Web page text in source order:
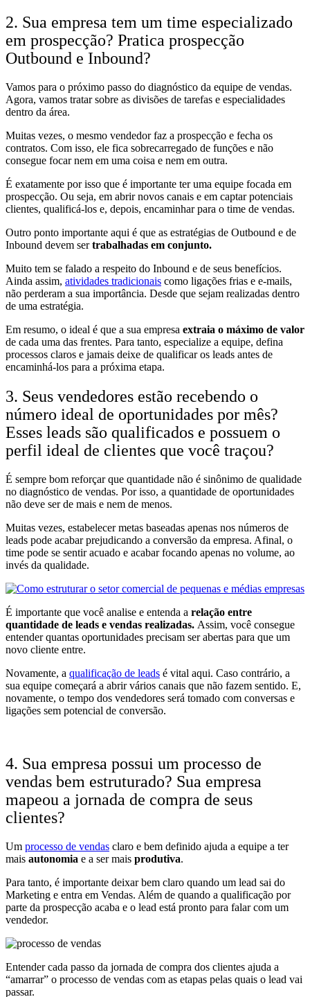
2. Sua empresa tem um time especializado
em prospecção? Pratica prospecção
Outbound e Inbound?
Vamos para o próximo passo do diagnóstico da equipe de vendas.
Agora, vamos tratar sobre as divisões de tarefas e especialidades
dentro da área.
Muitas vezes, o mesmo vendedor faz a prospecção e fecha os
contratos. Com isso, ele fica sobrecarregado de funções e não
consegue focar nem em uma coisa e nem em outra.
É exatamente por isso que é importante ter uma equipe focada em
prospecção. Ou seja, em abrir novos canais e em captar potenciais
clientes, qualificá-los e, depois, encaminhar para o time de vendas.
Outro ponto importante aqui é que as estratégias de Outbound e de
Inbound devem sertrabalhadas em conjunto.
Muito tem se falado a respeito do Inbound e de seus benefícios.
Ainda assim, atividades tradicionais como ligações frias e e-mails,
não perderam a sua importância. Desde que sejam realizadas dentro
de uma estratégia.
Em resumo, o ideal é que a sua empresa extraia o máximo de valor
de cada uma das frentes. Para tanto, especialize a equipe, defina
processos claros e jamais deixe de qualificar os leads antes de
encaminhá-los para a próxima etapa.
3. Seus vendedores estão recebendo o
número ideal de oportunidades por mês?
Esses leads são qualificados e possuem o
perfil ideal de clientes que você traçou?
É sempre bom reforçar que quantidade não é sinônimo de qualidade
no diagnóstico de vendas. Por isso, a quantidade de oportunidades
não deve ser de mais e nem de menos.
Muitas vezes, estabelecer metas baseadas apenas nos números de
leads pode acabar prejudicando a conversão da empresa. Afinal, o
time pode se sentir acuado e acabar focando apenas no volume, ao
invés da qualidade.
É importante que você analise e entenda a relação entre
quantidade de leads e vendas realizadas. Assim, você consegue
entender quantas oportunidades precisam ser abertas para que um
novo cliente entre.
Novamente, a qualificação de leads é vital aqui. Caso contrário, a
sua equipe começará a abrir vários canais que não fazem sentido. E,
novamente, o tempo dos vendedores será tomado com conversas e
ligações sem potencial de conversão.
4. Sua empresa possui um processo de
vendas bem estruturado? Sua empresa
mapeou a jornada de compra de seus
clientes?
Um processo de vendas claro e bem definido ajuda a equipe a ter
mais autonomia e a ser mais produtiva.
Para tanto, é importante deixar bem claro quando um lead sai do
Marketing e entra em Vendas. Além de quando a qualificação por
parte da prospecção acaba e o lead está pronto para falar com um
vendedor.
Entender cada passo da jornada de compra dos clientes ajuda a
“amarrar” o processo de vendas com as etapas pelas quais o lead vai
passar.